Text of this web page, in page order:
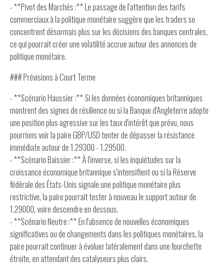
- **Pivot des Marchés :** Le passage de l'attention des tarifs
commerciaux à la politique monétaire suggère que les traders se
concentrent désormais plus sur les décisions des banques centrales,
ce qui pourrait créer une volatilité accrue autour des annonces de
politique monétaire.
### Prévisions à Court Terme
- **Scénario Haussier :** Si les données économiques britanniques
montrent des signes de résilience ou si la Banque d'Angleterre adopte
une position plus agressive sur les taux d'intérêt que prévu, nous
pourrions voir la paire GBP/USD tenter de dépasser la résistance
immédiate autour de 1.29300 - 1.29500.
- **Scénario Baissier :** À l'inverse, si les inquiétudes sur la
croissance économique britannique s'intensifient ou si la Réserve
fédérale des États-Unis signale une politique monétaire plus
restrictive, la paire pourrait tester à nouveau le support autour de
1.29000, voire descendre en dessous.
- **Scénario Neutre :** En l'absence de nouvelles économiques
significatives ou de changements dans les politiques monétaires, la
paire pourrait continuer à évoluer latéralement dans une fourchette
étroite, en attendant des catalyseurs plus clairs.